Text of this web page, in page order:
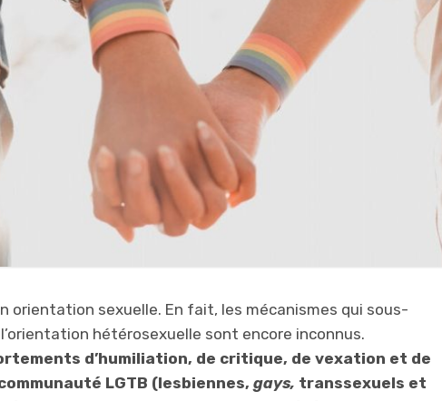
orientation sexuelle. En fait, les mécanismes qui sous-
hétérosexuelle sont encore inconnus.
d’humiliation, de critique, de vexation et de
LGTB (lesbiennes, gays, transsexuels et